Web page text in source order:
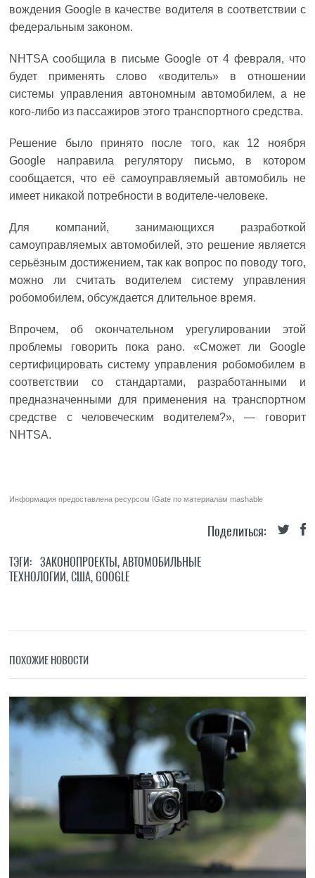
вождения Google в качестве водителя в соответствии с
федеральным законом.
NHTSA сообщила в письме Google от 4 февраля, что
будет применять слово «водитель» в отношении
системы управления автономным автомобилем, а не
кого-либо из пассажиров этого транспортного средства.
Решение было принято после того, как 12 ноября
Google направила регулятору письмо, в котором
сообщается, что её самоуправляемый автомобиль не
имеет никакой потребности в водителе-человеке.
Для компаний, занимающихся разработкой
самоуправляемых автомобилей, это решение является
серьёзным достижением, так как вопрос по поводу того,
можно ли считать водителем систему управления
робомобилем, обсуждается длительное время.
Впрочем, об окончательном урегулировании этой
проблемы говорить пока рано. «Сможет ли Google
сертифицировать систему управления робомобилем в
соответствии со стандартами, разработанными и
предназначенными для применения на транспортном
средстве с человеческим водителем?», — говорит
NHTSA.
Информация предоставлена ресурсом IGate по материаламmashable
Поделиться:
ТЭГИ: ЗАКОНОПРОЕКТЫ,АВТОМОБИЛЬНЫЕ
ТЕХНОЛОГИИ,США,GOOGLE
ПОХОЖИЕ НОВОСТИ